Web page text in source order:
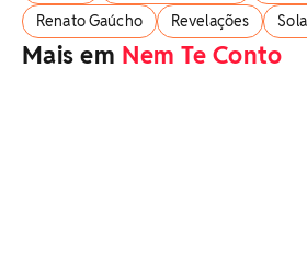
Renato Gaúcho
Revelações
Mais em Nem Te Conto